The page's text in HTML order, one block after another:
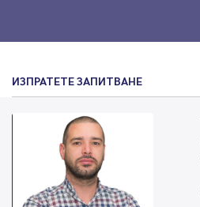
ИЗПРАТЕТЕ ЗАПИТВАНЕ